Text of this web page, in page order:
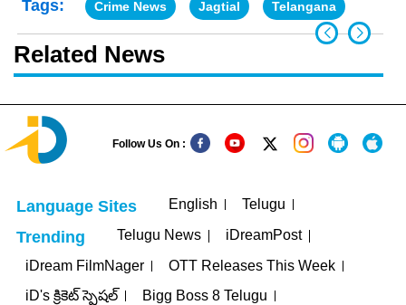
Tags: Crime News Jagtial Telangana
Related News
Follow Us On :
Language Sites English Telugu
Trending Telugu News
iDreamPost
iDream FilmNager
OTT Releases This Week
iD's క్రికెట్ స్పెషల్
Bigg Boss 8 Telugu